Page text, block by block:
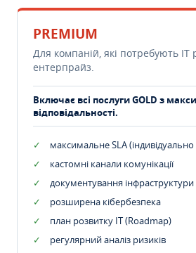
PREMIUM
Для компаній, які потребують ІТ
ентерпрайз.
Включає всі послуги GOLD з
відповідальності.
максимальне SLA
кастомні канали комунікації
документування інфраструктури
розширена кібербезпека
план розвитку IT (Roadmap)
регулярний аналіз ризиків